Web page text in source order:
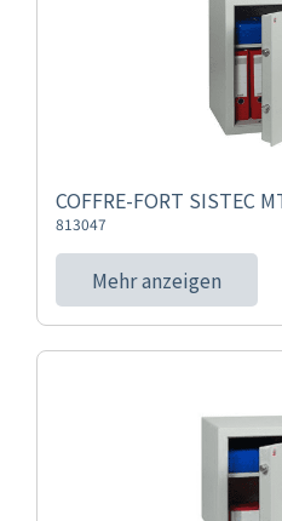
COFFRE-FORT SISTEC
813047
Mehr anzeigen